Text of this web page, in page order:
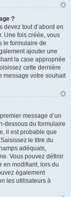
?
devez tout d’abord en
Une fois créée, vous
le formulaire de
ajouter une
la case appropriée
cette dernière
message votre souhait
message d’un
dessous du formulaire
il est probable que
le titre du
adéquats,
Vous pouvez définir
en modifiant, lors du
également
les utilisateurs à